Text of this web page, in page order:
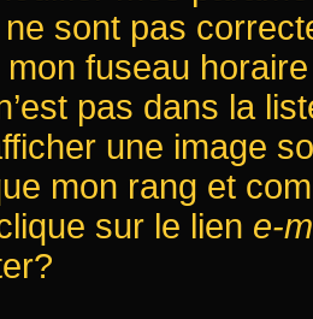
sont pas
mon fuseau
pas dans la
une image
mon rang et
sur le lien e-